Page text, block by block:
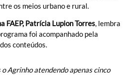
os meios urbano e rural.
FAEP, Patrícia Lupion Torres, lembra
foi acompanhado pela
conteúdos.
o Agrinho atendendo apenas cinco